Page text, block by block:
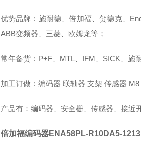
优势品牌：施耐德、倍加福、贺德克、
ABB变频器、三菱、欧姆龙等；
常年备货：P+F、MTL、IFM、SICK、施
加工订做：编码器 联轴器 支架 传感器 M8
产品有：编码器、安全栅、传感器、接近
倍加福编码器ENA58PL-R10DA5-